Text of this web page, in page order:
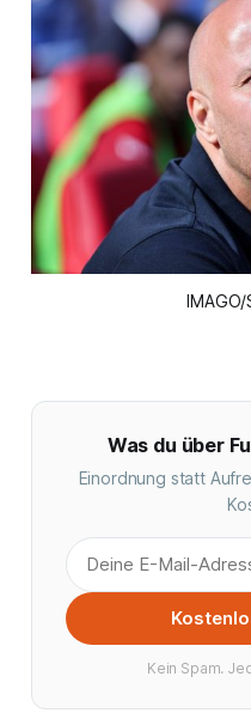
Was du über
Einordnung statt
Kein Spam.